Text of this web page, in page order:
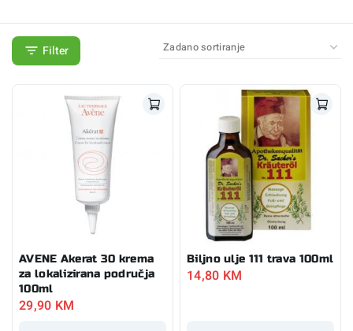
Filter
AVENE Akerat 30 krema
za lokalizirana područja
100ml
29,90 KM
Biljno ulje 111 trava 100ml
14,80 KM